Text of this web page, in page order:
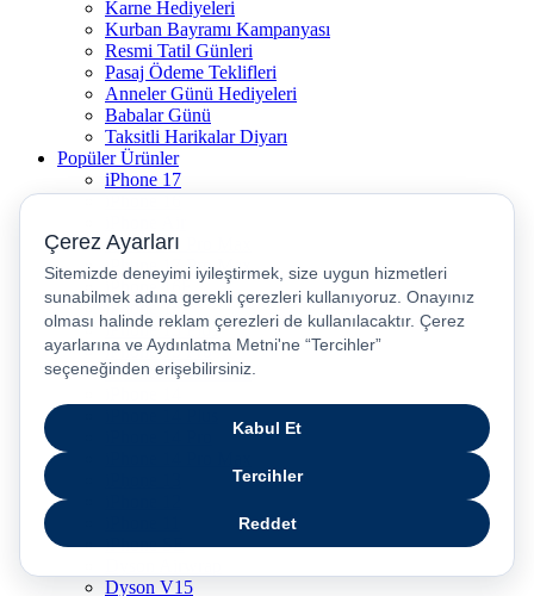
Karne Hediyeleri
Kurban Bayramı Kampanyası
Resmi Tatil Günleri
Pasaj Ödeme Teklifleri
Anneler Günü Hediyeleri
Babalar Günü
Taksitli Harikalar Diyarı
Popüler Ürünler
iPhone 17
iPhone 16
iPhone 16 Pro Max
iPhone 17 Pro Max
iPhone 16E
iPhone 15
iPhone 15 Plus
iPhone 15 Pro
iPhone 15 Pro Max
iPhone SE
Dyson V15